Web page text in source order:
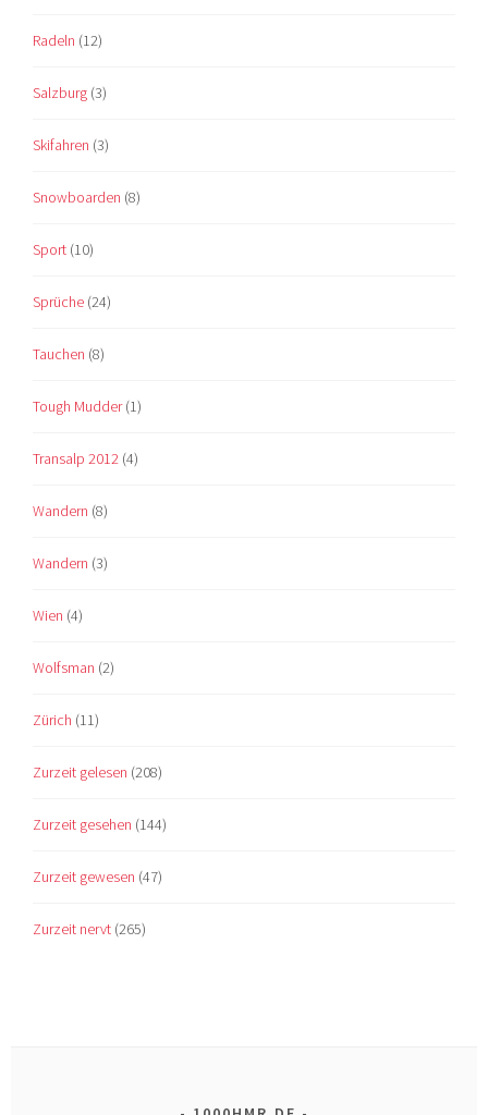
Radeln (12)
Salzburg (3)
Skifahren (3)
Snowboarden (8)
Sport (10)
Sprüche (24)
Tauchen (8)
Tough Mudder(1)
Transalp 2012 (4)
Wandern (8)
Wandern (3)
Wien (4)
Wolfsman (2)
Zürich (11)
Zurzeit gelesen (208)
Zurzeit gesehen (144)
Zurzeit gewesen (47)
Zurzeit nervt (265)